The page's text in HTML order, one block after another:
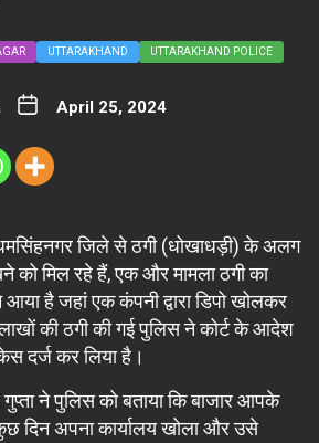
UTTARAKHAND UTTARAKHAND POLICE
April 25, 2024
जिले से ठगी (धोखाधड़ी) के अलग
मिल रहे हैं, एक और मामला ठगी का
है जहां एक कंपनी द्वारा डिपो खोलकर
की ठगी की गई पुलिस ने कोर्ट के आदेश
दर्ज कर लिया है।
ने पुलिस को बताया कि बाजार आपके
दिन अपना कार्यालय खोला और उसे